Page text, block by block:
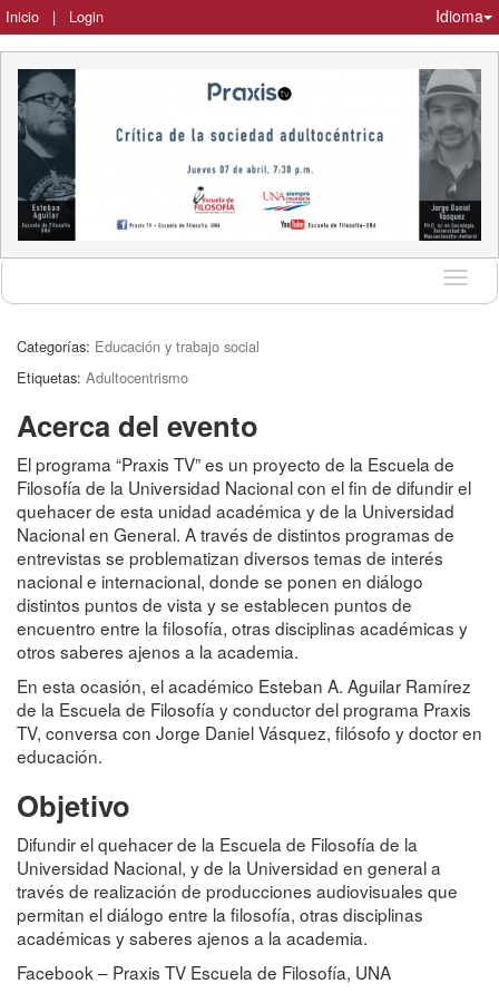
Inicio | Login Idioma
Idioma
Categorías: Educación y trabajo social
Etiquetas: Adultocentrismo
Acerca del evento
El programa “Praxis TV” es un proyecto de la Escuela de
Filosofía de la Universidad Nacional con el fin de difundir el
quehacer de esta unidad académica y de la Universidad
Nacional en General. A través de distintos programas de
entrevistas se problematizan diversos temas de interés
nacional e internacional, donde se ponen en diálogo
distintos puntos de vista y se establecen puntos de
encuentro entre la filosofía, otras disciplinas académicas y
otros saberes ajenos a la academia.
En esta ocasión, el académico Esteban A. Aguilar Ramírez
de la Escuela de Filosofía y conductor del programa Praxis
TV, conversa con Jorge Daniel Vásquez, filósofo y doctor en
educación.
Objetivo
Difundir el quehacer de la Escuela de Filosofía de la
Universidad Nacional, y de la Universidad en general a
través de realización de producciones audiovisuales que
permitan el diálogo entre la filosofía, otras disciplinas
académicas y saberes ajenos a la academia.
Facebook – Praxis TV Escuela de Filosofía, UNA